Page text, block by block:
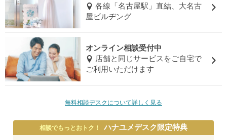
各線「名古屋駅」直結、大名古
屋ビルヂング
オンライン相談受付中
店舗と同じサービスをご自宅で
ご利用いただけます
無料相談デスクについて詳しく見る
相談でもっとおトク！ ハナユメデスク限定特典